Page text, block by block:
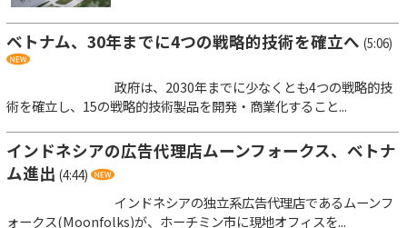
ベトナム、30年までに4つの戦略的技術を確立へ (5:06)
政府は、2030年までに少なくとも4つの戦略的技
術を確立し、15の戦略的技術製品を開発・商業化すること...
インドネシアの広告代理店ムーンフォークス、ベトナ
ム進出 (4:44)
インドネシアの独立系広告代理店であるムーンフ
ォークス(Moonfolks)が、ホーチミン市に現地オフィスを...